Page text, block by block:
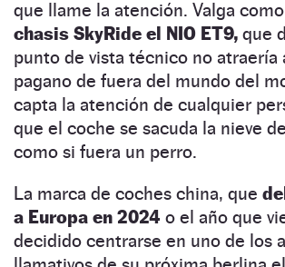
que llame la atención. Valga
chasis SkyRide el NIO ET9, que
punto de vista técnico no atraería
pagano de fuera del mundo del
capta la atención de cualquier
que el coche se sacuda la nieve
como si fuera un perro.
La marca de coches china, que
a Europa en 2024 o el año que
decidido centrarse en uno de los